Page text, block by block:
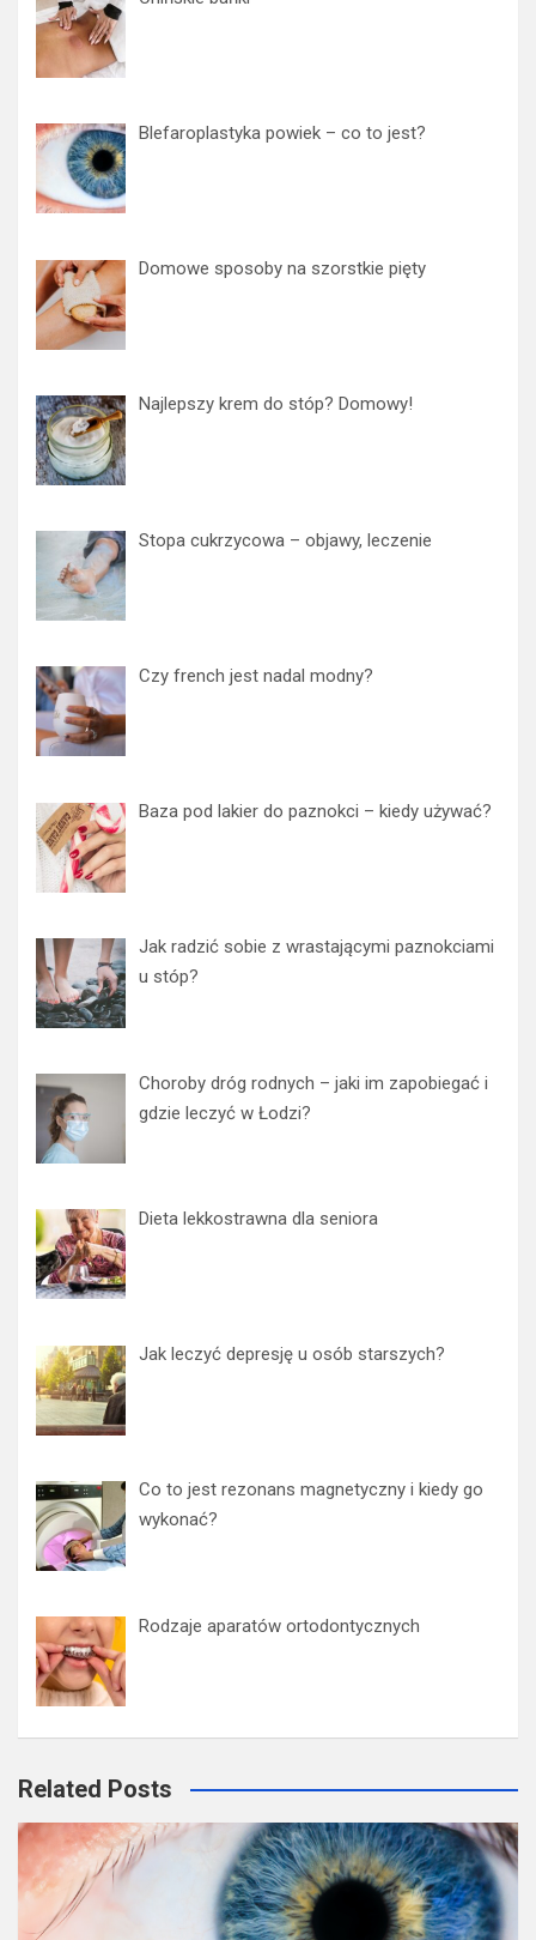
Blefaroplastyka powiek – co to jest?
Domowe sposoby na szorstkie pięty
Najlepszy krem do stóp? Domowy!
Stopa cukrzycowa – objawy, leczenie
Czy french jest nadal modny?
Baza pod lakier do paznokci – kiedy używać?
Jak radzić sobie z wrastającymi paznokciami
u stóp?
Choroby dróg rodnych – jaki im zapobiegać i
gdzie leczyć w Łodzi?
Dieta lekkostrawna dla seniora
Jak leczyć depresję u osób starszych?
Co to jest rezonans magnetyczny i kiedy go
wykonać?
Rodzaje aparatów ortodontycznych
Related Posts